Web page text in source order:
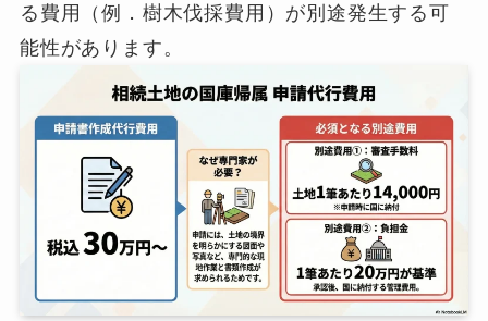
る費用（例．樹木伐採費用）が別途発生する可
能性があります。